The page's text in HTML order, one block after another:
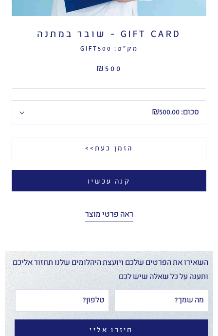
GIFT CARD - שובר במתנה
מק"ט: GIFT500
₪500
סכום: ₪500.00
הזמן כעת>>
קנה עכשיו
ראה פרטי מוצר
השאירו את הפרטים שלכם ויועצת היהלומים שלנו תחזור אליכם
ותענה על כל שאלה שיש לכם
חיזרו אליי